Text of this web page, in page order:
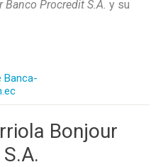
Procredit S.A. y su
Banca-
Bonjour